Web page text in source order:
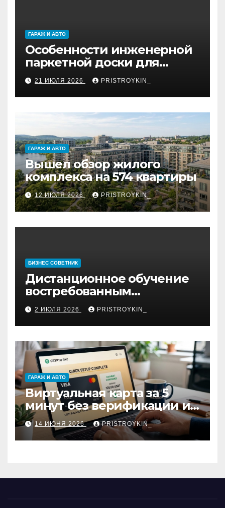
ГАРАЖ И АВТО
Особенности инженерной
паркетной доски для
укладки французской
ёлкой
21 ИЮЛЯ 2026 PRISTROYKIN_
ГАРАЖ И АВТО
Вышел обзор жилого
комплекса на 574 квартиры
12 ИЮЛЯ 2026 PRISTROYKIN_
БИЗНЕС СОВЕТНИК
Дистанционное обучение
востребованным
профессиям
2 ИЮЛЯ 2026 PRISTROYKIN_
ГАРАЖ И АВТО
Виртуальная карта за 5
минут без верификации и
участия банков с
пополнением в USDT:
обзор вариантов
14 ИЮНЯ 2026 PRISTROYKIN_